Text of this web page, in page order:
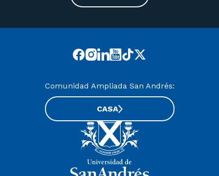
Comunidad Ampliada San Andrés:
CASA